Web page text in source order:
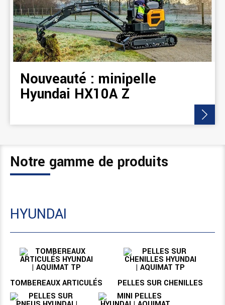
Nouveauté : minipelle
Hyundai HX10A Z
Notre gamme de produits
HYUNDAI
TOMBEREAUX ARTICULÉS PELLES SUR CHENILLES